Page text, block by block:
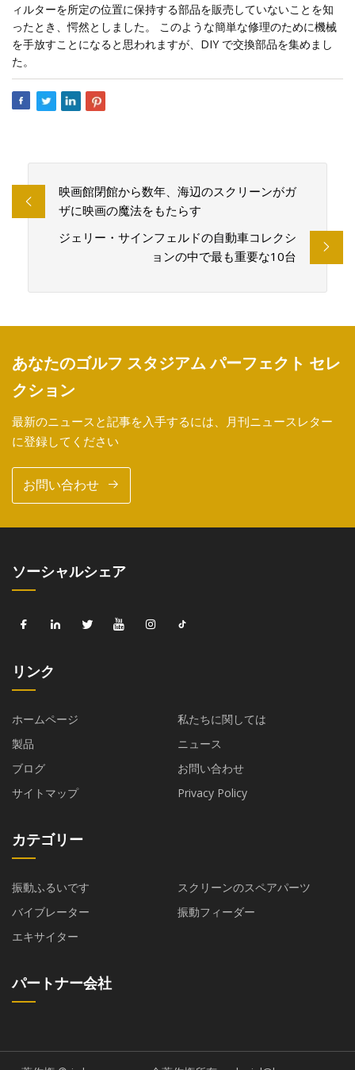
ィルターを所定の位置に保持する部品を販売していないことを知
ったとき、愕然としました。 このような簡単な修理のために機械
を手放すことになると思われますが、DIY で交換部品を集めまし
た。
映画館閉館から数年、海辺のスクリーンがガ
ザに映画の魔法をもたらす
ジェリー・サインフェルドの自動車コレクシ
ョンの中で最も重要な10台
あなたのゴルフ スタジアム パーフェクト セレ
クション
最新のニュースと記事を入手するには、月刊ニュースレター
に登録してください
お問い合わせ
ソーシャルシェア
リンク
ホームページ
私たちに関しては
製品
ニュース
ブログ
お問い合わせ
サイトマップ
Privacy Policy
カテゴリー
振動ふるいです
スクリーンのスペアパーツ
バイブレーター
振動フィーダー
エキサイター
パートナー会社